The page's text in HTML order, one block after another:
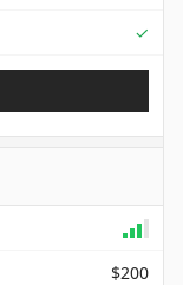
✓
$200